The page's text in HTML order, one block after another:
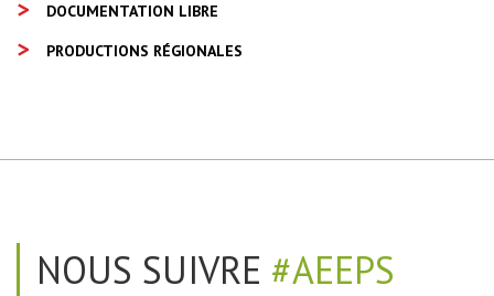
DOCUMENTATION LIBRE
PRODUCTIONS RÉGIONALES
NOUS SUIVRE #AEEPS